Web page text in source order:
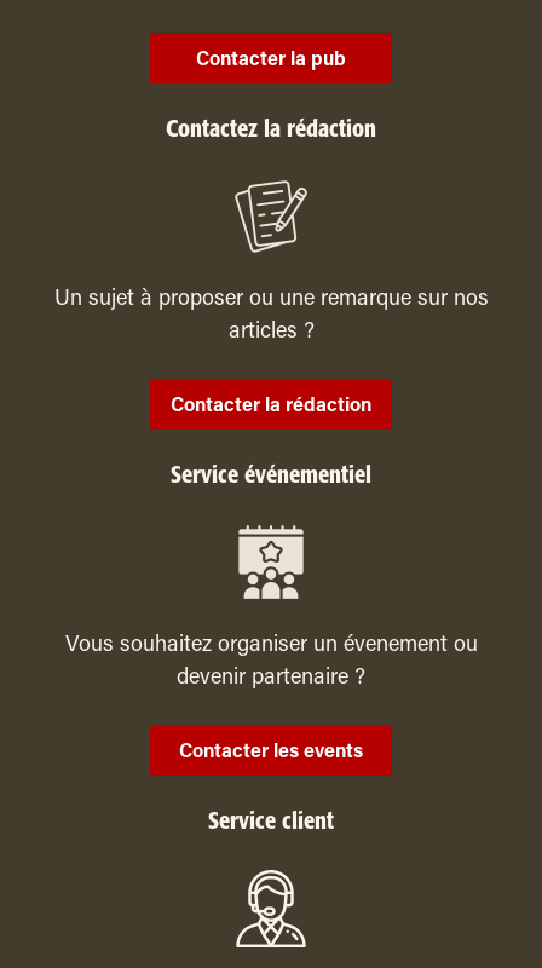
Contacter la pub
Contactez la rédaction
Un sujet à proposer ou une remarque sur nos
articles ?
Contacter la rédaction
Service événementiel
Vous souhaitez organiser un évenement ou
devenir partenaire ?
Contacter les events
Service client